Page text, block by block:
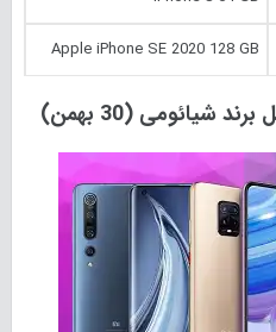
Apple iPhone SE 2020 128 GB
شیائومی (30 بهمن)